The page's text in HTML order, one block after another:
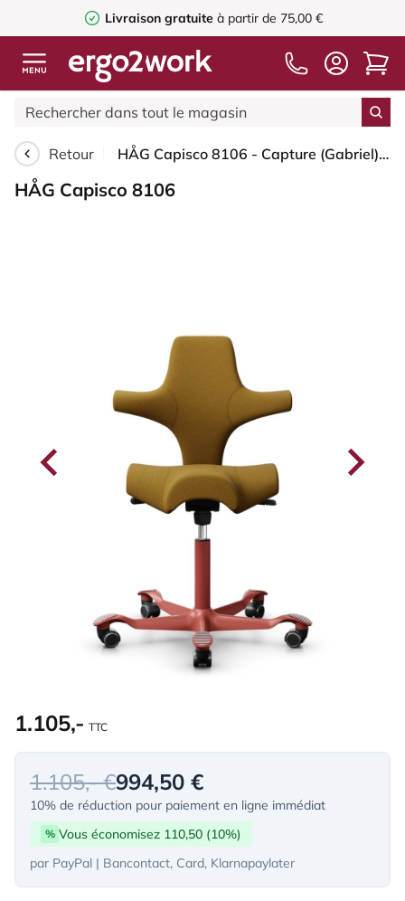
Livraison gratuite à partir de 75,00 €
Retour HÅG Capisco 8106 - Capture (Gabriel) - Laine / Polyamide - CPT6401 - Ochre - Blush Rose - 265 mm (hauteur d’assise 53–79 cm) - Roues souples pour sols durs
HÅG Capisco 8106
1.105,- TTC
1.105,- €994,50 €
10% de réduction pour paiement en ligne immédiat
% Vous économisez 110,50 (10%)
par PayPal | Bancontact, Card, Klarnapaylater